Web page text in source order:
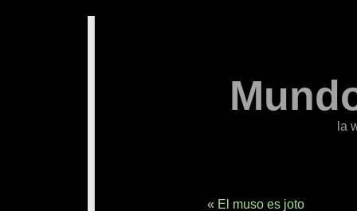
la
« El muso es joto